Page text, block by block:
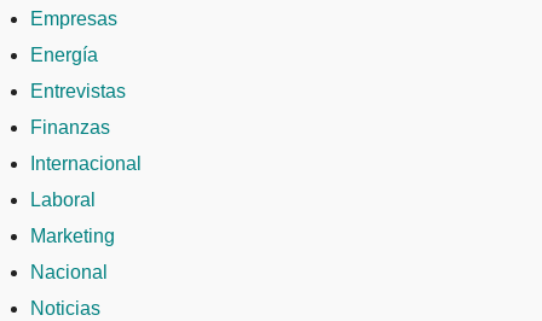
Empresas
Energía
Entrevistas
Finanzas
Internacional
Laboral
Marketing
Nacional
Noticias